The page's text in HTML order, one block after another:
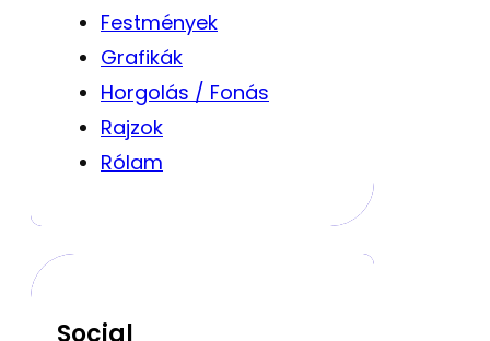
Festmények
Grafikák
Horgolás / Fonás
Rajzok
Rólam
Social